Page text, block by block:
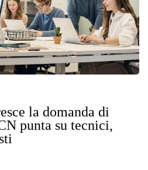
la domanda di
punta su tecnici,